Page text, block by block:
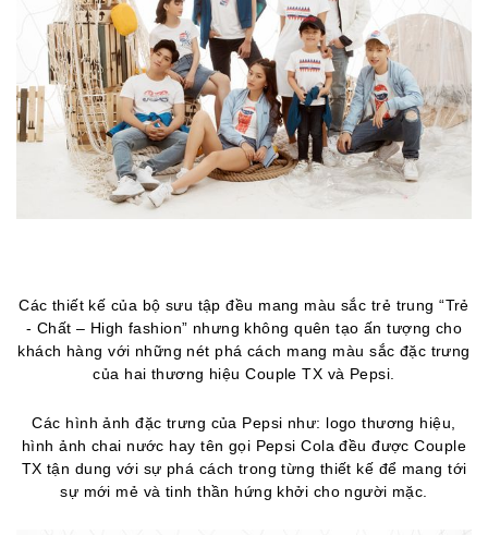
Các thiết kế của bộ sưu tập đều mang màu sắc trẻ trung “Trẻ
- Chất – High fashion” nhưng không quên tạo ấn tượng cho
khách hàng với những nét phá cách mang màu sắc đặc trưng
của hai thương hiệu Couple TX và Pepsi.
Các hình ảnh đặc trưng của Pepsi như: logo thương hiệu,
hình ảnh chai nước hay tên gọi Pepsi Cola đều được Couple
TX tận dung với sự phá cách trong từng thiết kế để mang tới
sự mới mẻ và tinh thần hứng khởi cho người mặc.